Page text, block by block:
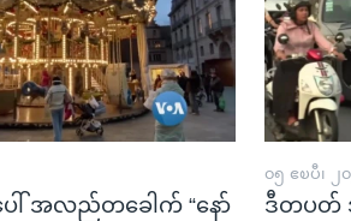
ေါ် အလည်တခေါက် “နော်
၀၅ ဧၿပီ၊ ၂
ဒီတပတ် အ